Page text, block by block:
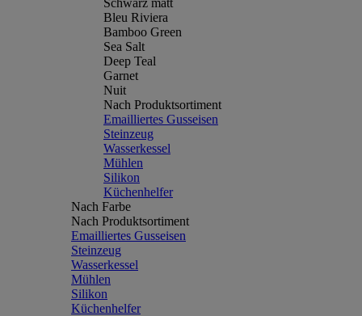
Schwarz matt
Bleu Riviera
Bamboo Green
Sea Salt
Deep Teal
Garnet
Nuit
Nach Produktsortiment
Emailliertes Gusseisen
Steinzeug
Wasserkessel
Mühlen
Silikon
Küchenhelfer
Nach Farbe
Nach Produktsortiment
Emailliertes Gusseisen
Steinzeug
Wasserkessel
Mühlen
Silikon
Küchenhelfer